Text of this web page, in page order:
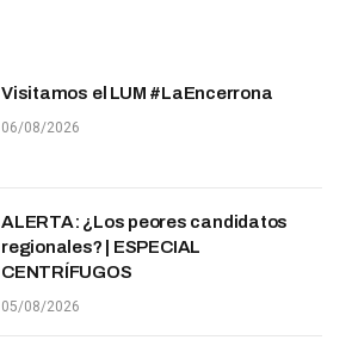
Visitamos el LUM #LaEncerrona
06/08/2026
ALERTA: ¿Los peores candidatos
regionales? | ESPECIAL
CENTRÍFUGOS
05/08/2026